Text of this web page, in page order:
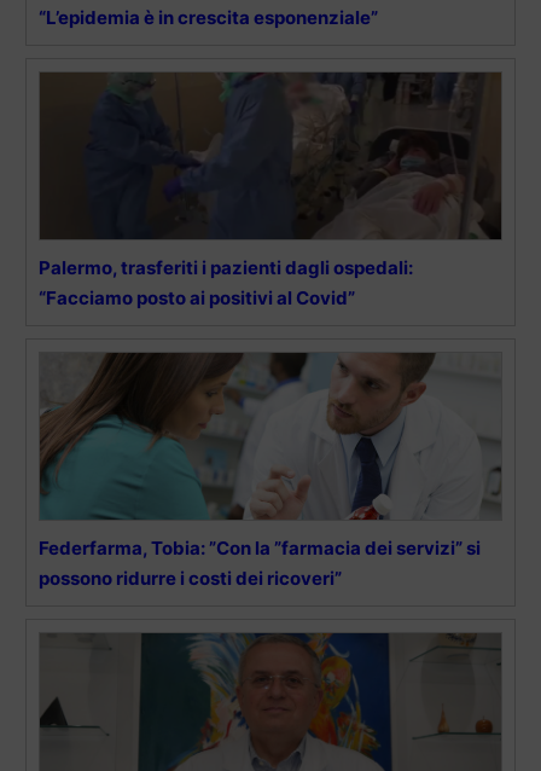
“L’epidemia è in crescita esponenziale”
Palermo, trasferiti i pazienti dagli ospedali:
“Facciamo posto ai positivi al Covid”
Federfarma, Tobia: ”Con la ”farmacia dei servizi” si
possono ridurre i costi dei ricoveri”